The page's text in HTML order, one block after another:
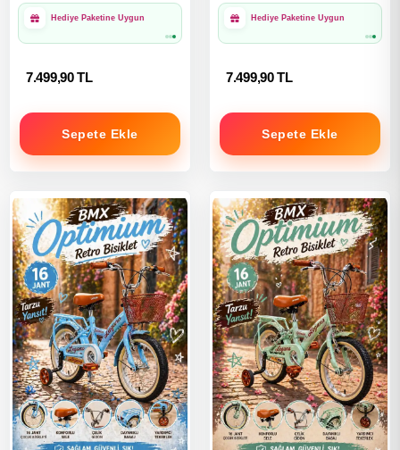
Hediye Paketine Uygun
7.499,90 TL
Sepete Ekle
Hediye Paketine Uygun
7.499,90 TL
Sepete Ekle